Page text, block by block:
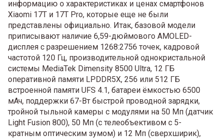
информацию о характеристиках и ценах смартфонов
Xiaomi 17T и 17T Pro, которые еще не были
представлены официально. Итак, базовой модели
приписывают наличие 6,59-дюймового AMOLED-
дисплея с разрешением 1268:2756 точек, кадровой
частотой 120 Гц, производительной однокристальной
системы MediaTek Dimensity 8500 Ultra, 12 ГБ
оперативной памяти LPDDR5X, 256 или 512 ГБ
встроенной памяти UFS 4.1, батареи ёмкостью 6500
мАч, поддержки 67-Вт быстрой проводной зарядки,
тройной тыльной камеры с модулями на 50 Мп (датчик
Light Fusion 800), 50 Мп (с телеобъективом с 5-
кратным оптическим зумом) и 12 Мп (сверхширик),